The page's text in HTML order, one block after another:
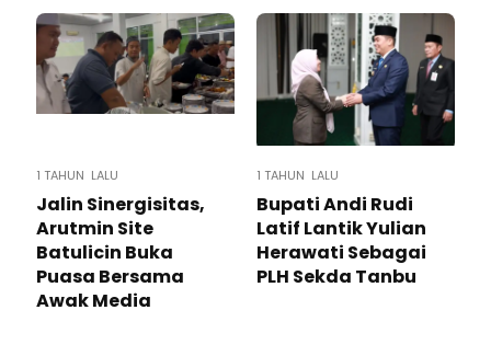
1 TAHUN LALU
Jalin Sinergisitas,
Arutmin Site
Batulicin Buka
Puasa Bersama
Awak Media
1 TAHUN LALU
Bupati Andi Rudi
Latif Lantik Yulian
Herawati Sebagai
PLH Sekda Tanbu